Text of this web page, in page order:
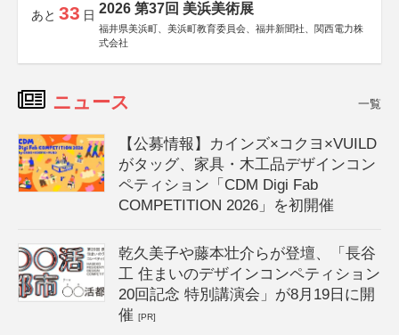
あと 33 日 2026 第37回 美浜美術展
福井県美浜町、美浜町教育委員会、福井新聞社、関西電力株
式会社
ニュース 一覧
【公募情報】カインズ×コクヨ×VUILD
がタッグ、家具・木工品デザインコン
ペティション「CDM Digi Fab
COMPETITION 2026」を初開催
乾久美子や藤本壮介らが登壇、「長谷
工 住まいのデザインコンペティション
20回記念 特別講演会」が8月19日に開
催[PR]